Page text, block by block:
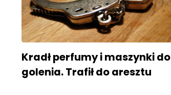
Kradł perfumy i maszynki do
golenia. Trafił do aresztu